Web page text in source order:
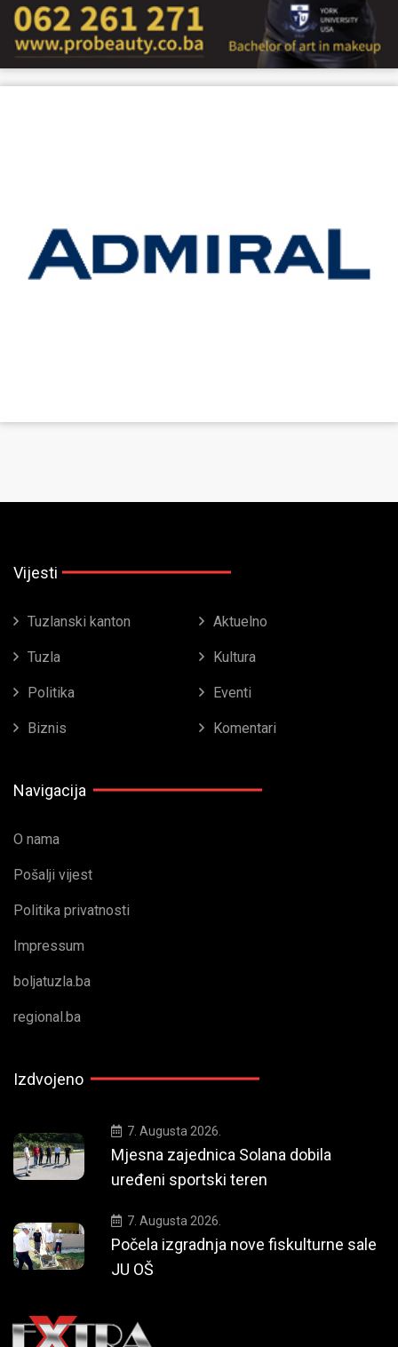
Vijesti
Tuzlanski kanton Aktuelno
Tuzla Kultura
Politika Eventi
Biznis Komentari
Navigacija
O nama
Pošalji vijest
Politika privatnosti
Impressum
boljatuzla.ba
regional.ba
Izdvojeno
7. Augusta 2026.
Mjesna zajednica Solana dobila
uređeni sportski teren
7. Augusta 2026.
Počela izgradnja nove fiskulturne sale
JU OŠ